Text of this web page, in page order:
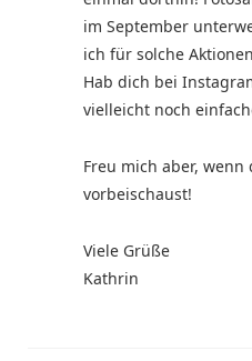
im September
ich für solche
Hab dich bei
vielleicht noch
Freu mich aber,
vorbeischaust!
Viele Grüße
Kathrin